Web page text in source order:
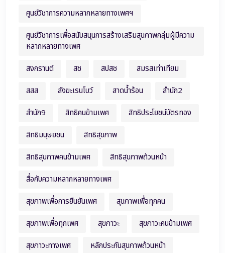
ศูนย์วิชาการความหลากหลายทางเพศฯ
ศูนย์วิชาการเพื่อสนับสนุนการสร้างเสริมสุขภาพกลุ่มผู้มีความ
หลากหลายทางเพศ
สงกรานต์
สช สปสช
สมรสเท่าเทียม
สสส
สังฆะเรนโบว์ สาดน้ำร้อน
สำนัก2
สำนัก9
สิทธิคนข้ามเพศ
สิทธิประโยชน์บัตรทอง
สิทธิมนุษยชน
สิทธิสุขภาพ
สิทธิสุขภาพคนข้ามเพศ
สิทธิสุขภาพถ้วนหน้า
สื่อกับความหลากหลายทางเพศ
สุขภาพเพื่อการยืนยันเพศ
สุขภาพเพื่อทุกคน
สุขภาพเพื่อทุกเพศ
สุขภาวะ
สุขภาวะคนข้ามเพศ
สุขภาวะทางเพศ
หลักประกันสุขภาพถ้วนหน้า